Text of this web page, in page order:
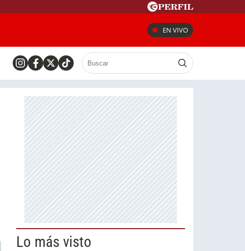
EN VIVO
Lo más visto